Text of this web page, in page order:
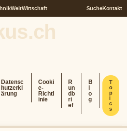
WeltWirtschaft SucheKontakt
Datensc
hutzerkl
ärung
Cooki
e-
Richtl
inie
R
un
db
ri
ef
B
o
g
T
o
p
i
c
s